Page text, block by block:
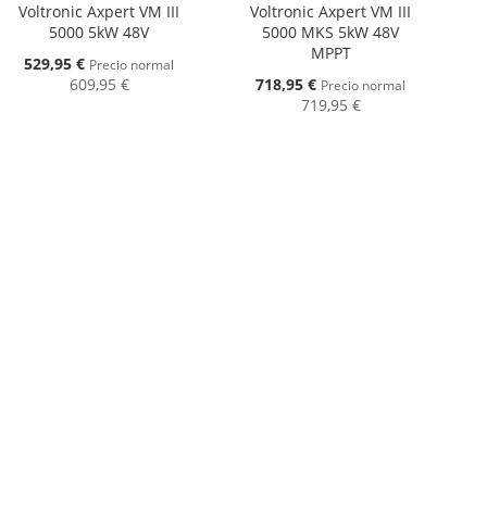
Voltronic Axpert VM III
5000 5kW 48V
Oferta
529,95 € Precio normal
609,95 €
Voltronic Axpert VM III
5000 MKS 5kW 48V
MPPT
Oferta
718,95 € Precio normal
719,95 €